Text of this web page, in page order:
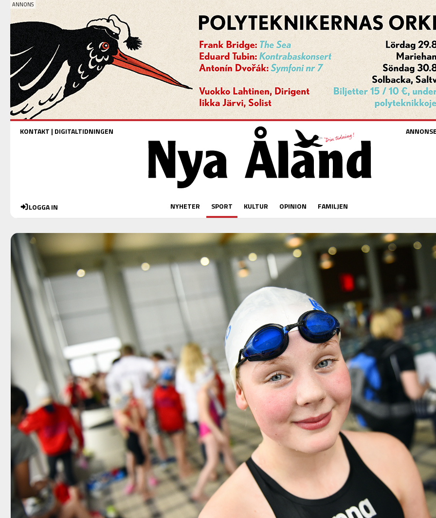
KONTAKT | DIGITALTIDNINGEN
LOGGA IN NYHETER SPORT KULTUR OPINION FAMILJEN